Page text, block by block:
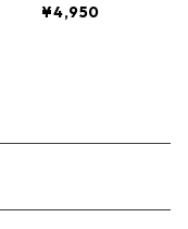
¥4,950